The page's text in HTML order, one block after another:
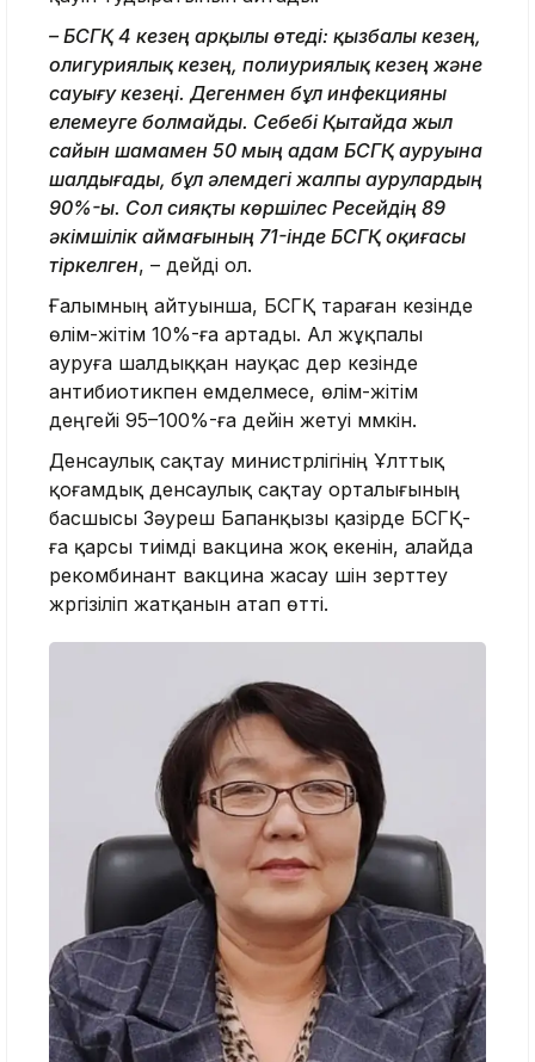
– БСГҚ 4 кезең арқылы өтеді: қызбалы кезең,
олигуриялық кезең, полиуриялық кезең және
сауығу кезеңі. Дегенмен бұл инфекцияны
елемеуге болмайды. Себебі Қытайда жыл
сайын шамамен 50 мың адам БСГҚ ауруына
шалдығады, бұл әлемдегі жалпы аурулардың
90%-ы. Сол сияқты көршілес Ресейдің 89
әкімшілік аймағының 71-інде БСГҚ оқиғасы
тіркелген, – дейді ол.
Ғалымның айтуынша, БСГҚ тараған кезінде
өлім-жітім 10%-ға артады. Ал жұқпалы
ауруға шалдыққан науқас дер кезінде
антибиотикпен емделмесе, өлім-жітім
деңгейі 95–100%-ға дейін жетуі мүмкін.
Денсаулық сақтау министрлігінің Ұлттық
қоғамдық денсаулық сақтау орталығының
басшысы Зәуреш Бапанқызы қазірде БСГҚ-
ға қарсы тиімді вакцина жоқ екенін, алайда
рекомбинант вакцина жасау үшін зерттеу
жүргізіліп жатқанын атап өтті.